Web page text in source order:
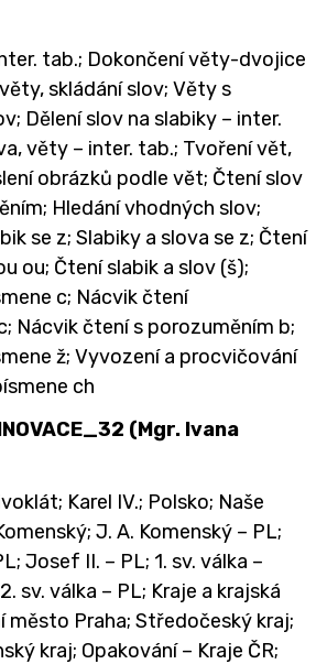
tab.; Dokončení věty-dvojice
skládání slov; Věty s
Dělení slov na slabiky – inter.
věty – inter. tab.; Tvoření vět,
obrázků podle vět; Čtení slov
Hledání vhodných slov;
se z; Slabiky a slova se z; Čtení
ou; Čtení slabik a slov (š);
c; Nácvik čtení
Nácvik čtení s porozuměním b;
ž; Vyvození a procvičování
ch
(Mgr. Ivana
Karel IV.; Polsko; Naše
J. A. Komenský – PL;
Josef II. – PL; 1. sv. válka –
sv. válka – PL; Kraje a krajská
město Praha; Středočeský kraj;
kraj; Opakování – Kraje ČR;